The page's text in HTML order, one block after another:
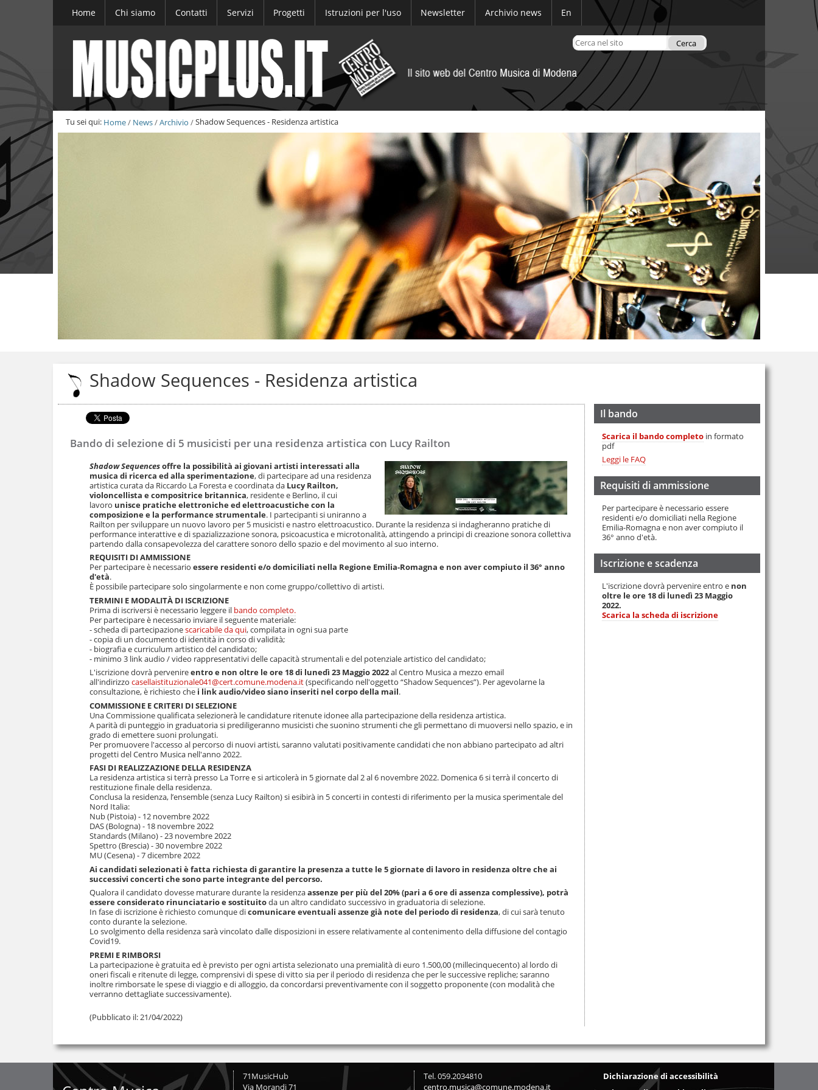
navigazione
Home Chi siamo Contatti Servizi Progetti Istruzioni per l'uso Newsletter Archivio news En
Tu sei qui: Home/ News/Archivio /Shadow Sequences - Residenza artistica
Salta
navigazione
Cerca nel sito
Ricerca
avanzata…
Shadow Sequences - Residenza artistica
Bando di selezione di 5 musicisti per una residenza artistica con Lucy Railton
Shadow Sequencesoffre la possibilità ai giovani artisti interessati alla
musica di ricerca ed alla sperimentazione, di partecipare ad una residenza
artistica curata da Riccardo La Foresta e coordinata da Lucy Railton,
violoncellista e compositrice britannica, residente e Berlino, il cui
lavoro unisce pratiche elettroniche ed elettroacustiche con la
composizione e la performance strumentale. I partecipanti si uniranno a
Railton per sviluppare un nuovo lavoro per 5 musicisti e nastro elettroacustico. Durante la residenza si indagheranno pratiche di
performance interattive e di spazializzazione sonora, psicoacustica e microtonalità, attingendo a principi di creazione sonora collettiva
partendo dalla consapevolezza del carattere sonoro dello spazio e del movimento al suo interno.
REQUISITI DI AMMISSIONE
Per partecipare è necessario essere residenti e/o domiciliati nella Regione Emilia-Romagna e non aver compiuto il 36° anno
d'età.
È possibile partecipare solo singolarmente e non come gruppo/collettivo di artisti.
TERMINI E MODALITÀ DI ISCRIZIONE
Prima di iscriversi è necessario leggere il bando completo.
Per partecipare è necessario inviare il seguente materiale:
- scheda di partecipazionescaricabile da qui, compilata in ogni sua parte
- copia di un documento di identità in corso di validità;
- biografia e curriculum artistico del candidato;
- minimo 3 link audio / video rappresentativi delle capacità strumentali e del potenziale artistico del candidato;
L'iscrizione dovrà pervenireentro e non oltre le ore 18 di lunedì 23 Maggio 2022al Centro Musica a mezzo email
all'indirizzo casellaistituzionale041@cert.comune.modena.it(specificando nell'oggetto “Shadow Sequences”). Per agevolarne la
consultazione, è richiesto chei link audio/video siano inseriti nel corpo della mail.
COMMISSIONE E CRITERI DI SELEZIONE
Una Commissione qualificata selezionerà le candidature ritenute idonee alla partecipazione della residenza artistica.
A parità di punteggio in graduatoria si prediligeranno musicisti che suonino strumenti che gli permettano di muoversi nello spazio, e in
grado di emettere suoni prolungati.
Per promuovere l'accesso al percorso di nuovi artisti, saranno valutati positivamente candidati che non abbiano partecipato ad altri
progetti del Centro Musica nell'anno 2022.
FASI DI REALIZZAZIONE DELLA RESIDENZA
La residenza artistica si terrà presso La Torre e si articolerà in 5 giornate dal 2 al 6 novembre 2022. Domenica 6 si terrà il concerto di
restituzione finale della residenza.
Conclusa la residenza, l’ensemble (senza Lucy Railton) si esibirà in 5 concerti in contesti di riferimento per la musica sperimentale del
Nord Italia:
Nub (Pistoia) - 12 novembre 2022
DAS (Bologna) - 18 novembre 2022
Standards (Milano) - 23 novembre 2022
Spettro (Brescia) - 30 novembre 2022
MU (Cesena) - 7 dicembre 2022
Ai candidati selezionati è fatta richiesta di garantire la presenza a tutte le 5 giornate di lavoro in residenza oltre che ai
successivi concerti che sono parte integrante del percorso.
Qualora il candidato dovesse maturare durante la residenzaassenze per più del 20% (pari a 6 ore di assenza complessive), potrà
essere considerato rinunciatario e sostituitoda un altro candidato successivo in graduatoria di selezione.
In fase di iscrizione è richiesto comunque dicomunicare eventuali assenze già note del periodo di residenza, di cui sarà tenuto
conto durante la selezione.
Lo svolgimento della residenza sarà vincolato dalle disposizioni in essere relativamente al contenimento della diffusione del contagio
Covid19.
PREMI E RIMBORSI
La partecipazione è gratuita ed è previsto per ogni artista selezionato una premialità di euro 1.500,00 (millecinquecento) al lordo di
oneri fiscali e ritenute di legge, comprensivi di spese di vitto sia per il periodo di residenza che per le successive repliche; saranno
inoltre rimborsate le spese di viaggio e di alloggio, da concordarsi preventivamente con il soggetto proponente (con modalità che
verranno dettagliate successivamente).
(Pubblicato il:21/04/2022)
Il bando
Scarica il bando completoin formato
pdf
Leggi le FAQ
Requisiti di ammissione
Per partecipare è necessario essere
residenti e/o domiciliati nella Regione
Emilia-Romagna e non aver compiuto il
36° anno d'età.
Iscrizione e scadenza
L'iscrizione dovrà pervenire entro e non
oltre le ore 18 di lunedì 23 Maggio
2022.
Scarica la scheda di iscrizione
71MusicHub
Via Morandi 71
Tel. 059.2034810
centro.musica@comune.modena.it
Dichiarazione di accessibilità